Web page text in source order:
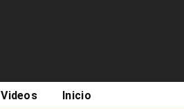
Videos Inicio